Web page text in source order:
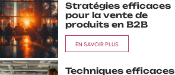
Stratégies efficaces
pour la vente de
produits en B2B
EN SAVOIR PLUS
Techniques efficaces